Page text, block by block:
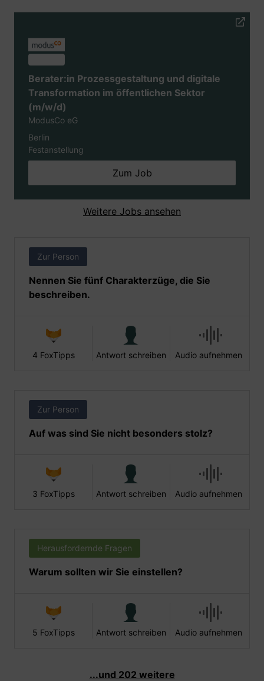
Berater:in Prozessgestaltung und digitale
Transformation im öffentlichen Sektor
(m/w/d)
ModusCo eG
Berlin
Festanstellung
Zum Job
Weitere Jobs ansehen
Zur Person
Nennen Sie fünf Charakterzüge, die Sie
beschreiben.
4 FoxTipps Antwort schreiben Audio aufnehmen
Zur Person
Auf was sind Sie nicht besonders stolz?
3 FoxTipps Antwort schreiben Audio aufnehmen
Herausfordernde Fragen
Warum sollten wir Sie einstellen?
5 FoxTipps Antwort schreiben Audio aufnehmen
...und 202 weitere